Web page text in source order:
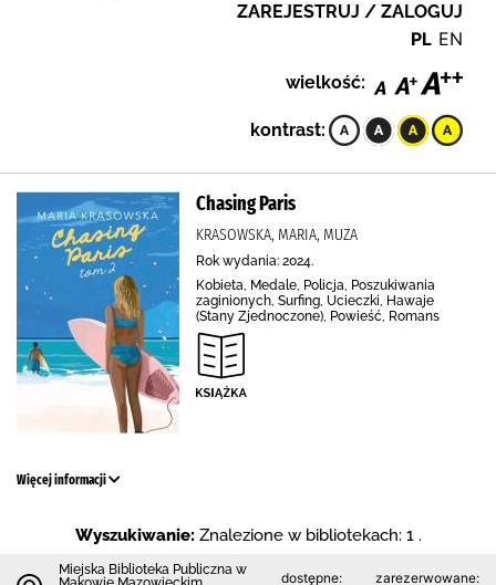
ZAREJESTRUJ / ZALOGUJ
PL EN
wielkość:
kontrast:
Chasing Paris
KRASOWSKA, MARIA, MUZA
Rok wydania: 2024.
Kobieta, Medale, Policja, Poszukiwania
zaginionych, Surfing, Ucieczki, Hawaje
(Stany Zjednoczone), Powieść, Romans
Więcej informacji
Wyszukiwanie: Znalezione w bibliotekach: 1 .
Miejska Biblioteka Publiczna w
dostępne: zarezerwowane: